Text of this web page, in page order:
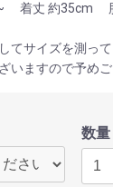
着丈 約35cm
てサイズを測っ
いますので予めご
数量